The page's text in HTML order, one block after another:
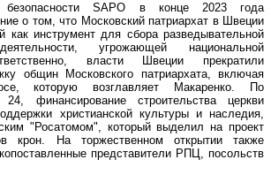
безопасности SAPO в конце 2023 года
о том, что Московский патриархат в Швеции
как инструмент для сбора разведывательной
угрожающей национальной
власти Швеции прекратили
общин Московского патриархата, включая
которую возглавляет Макаренко. По
финансирование строительства церкви
христианской культуры и наследия,
"Росатомом", который выделил на проект
крон. На торжественном открытии также
представители РПЦ, посольств